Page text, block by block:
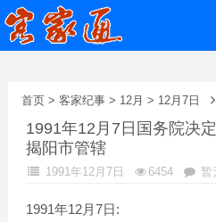
首页> 客家纪事> 12月 > 12月7日
1991年12月7日国务院决
揭阳市管辖
1991年12月7日 6454 暂
1991年12月7日: